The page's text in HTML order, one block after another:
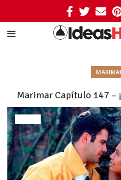
Marimar Capítulo 147 –